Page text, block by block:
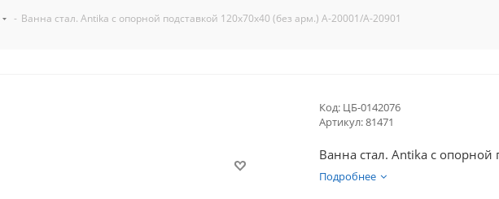
- Ванна стал. Antika с опорной подставкой 120х70х40 (без арм.) А-20001/А-20901
Код: ЦБ-0142076
Артикул:81471
Ванна стал. Antika с опорной
Подробнее